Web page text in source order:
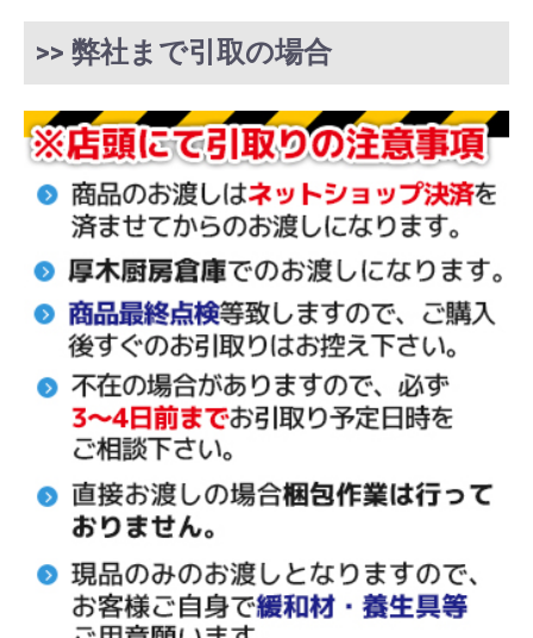
>> 弊社まで引取の場合